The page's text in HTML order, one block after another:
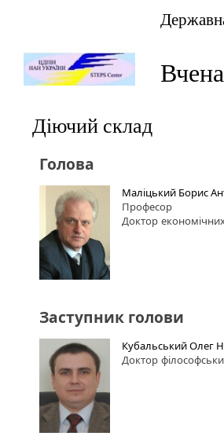
Діючий склад
Голова
Маліцький Борис
Професор
Доктор
Заступник голови
Кубальський Олег
Доктор